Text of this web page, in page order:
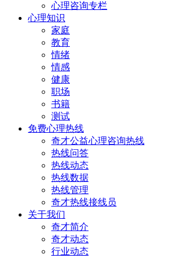
心理咨询专栏
心理知识
家庭
教育
情绪
情感
健康
职场
书籍
测试
免费心理热线
奇才公益心理咨询热线
热线问答
热线动态
热线数据
热线管理
奇才热线接线员
关于我们
奇才简介
奇才动态
行业动态